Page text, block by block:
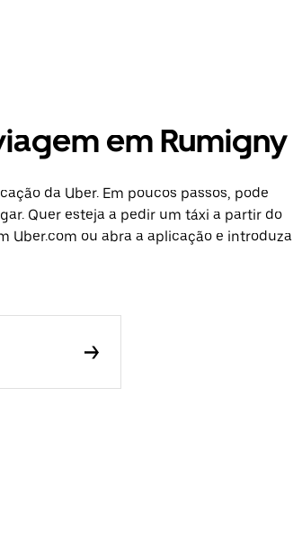
em Rumigny
da Uber. Em poucos passos, pode
Quer esteja a pedir um táxi a partir do
Uber.com ou abra a aplicação e introduza